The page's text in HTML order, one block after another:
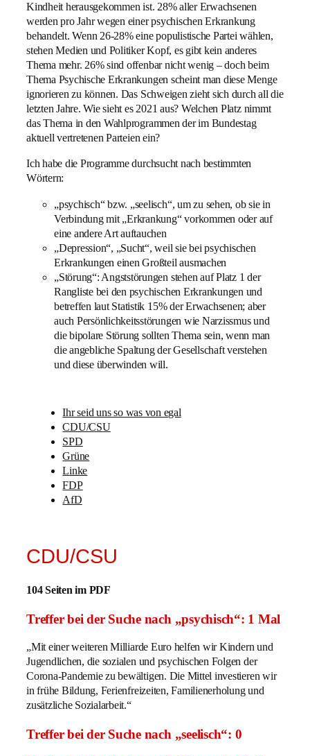
Kindheit herausgekommen ist. 28% aller Erwachsenen
werden pro Jahr wegen einer psychischen Erkrankung
behandelt. Wenn 26-28% eine populistische Partei wählen,
stehen Medien und Politiker Kopf, es gibt kein anderes
Thema mehr. 26% sind offenbar nicht wenig – doch beim
Thema Psychische Erkrankungen scheint man diese Menge
ignorieren zu können. Das Schweigen zieht sich durch all die
letzten Jahre. Wie sieht es 2021 aus? Welchen Platz nimmt
das Thema in den Wahlprogrammen der im Bundestag
aktuell vertretenen Parteien ein?
Ich habe die Programme durchsucht nach bestimmten
Wörtern:
„psychisch“ bzw. „seelisch“, um zu sehen, ob sie in
Verbindung mit „Erkrankung“ vorkommen oder auf
eine andere Art auftauchen
„Depression“, „Sucht“, weil sie bei psychischen
Erkrankungen einen Großteil ausmachen
„Störung“: Angststörungen stehen auf Platz 1 der
Rangliste bei den psychischen Erkrankungen und
betreffen laut Statistik 15% der Erwachsenen; aber
auch Persönlichkeitsstörungen wie Narzissmus und
die bipolare Störung sollten Thema sein, wenn man
die angebliche Spaltung der Gesellschaft verstehen
und diese überwinden will.
Ihr seid uns so was von egal
CDU/CSU
SPD
Grüne
Linke
FDP
AfD
CDU/CSU
104 Seiten im PDF
Treffer bei der Suche nach „psychisch“: 1 Mal
„Mit einer weiteren Milliarde Euro helfen wir Kindern und
Jugendlichen, die sozialen und psychischen Folgen der
Corona-Pandemie zu bewältigen. Die Mittel investieren wir
in frühe Bildung, Ferienfreizeiten, Familienerholung und
zusätzliche Sozialarbeit.“
Treffer bei der Suche nach „seelisch“: 0